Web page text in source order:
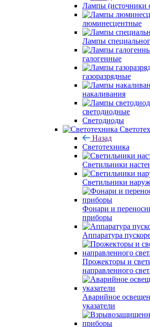
Лампы (источники
люминесцентные
Лампы
галогенные
газоразрядные
накаливания
светодиодные
Светодиоды
Назад
Светотехника
Светильники
Светильники
Фонари и
приборы
Аппаратура
Прожекторы и
направленного
Аварийное
указатели